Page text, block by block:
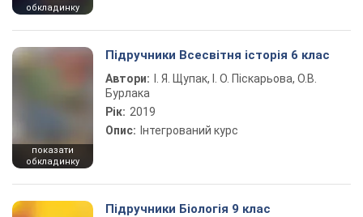
обкладинку
показати
обкладинку
Підручники Всесвітня історія 6 клас
Автори:
І. Я. Щупак, І. О. Піскарьова, О.В.
Бурлака
Рік: 2019
Опис: Інтегрований курс
Підручники Біологія 9 клас